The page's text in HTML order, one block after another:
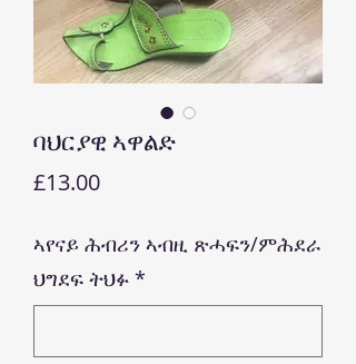
ባህርያዊ ኣዋልድ
£13.00Price
ኣየናይ ሕብሪን ኣብዚ ጽሓፍን/ምሕደራ
ህግደፍ ትህፉ *